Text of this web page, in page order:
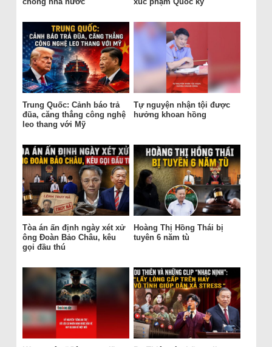
Trung Quốc: Cảnh báo trả
đũa, căng thẳng công nghệ
leo thang với Mỹ
Tự nguyện nhận tội được
hưởng khoan hồng
Tòa án ấn định ngày xét xử
ông Đoàn Bảo Châu, kêu
gọi đầu thú
Hoàng Thị Hồng Thái bị
tuyên 6 năm tù